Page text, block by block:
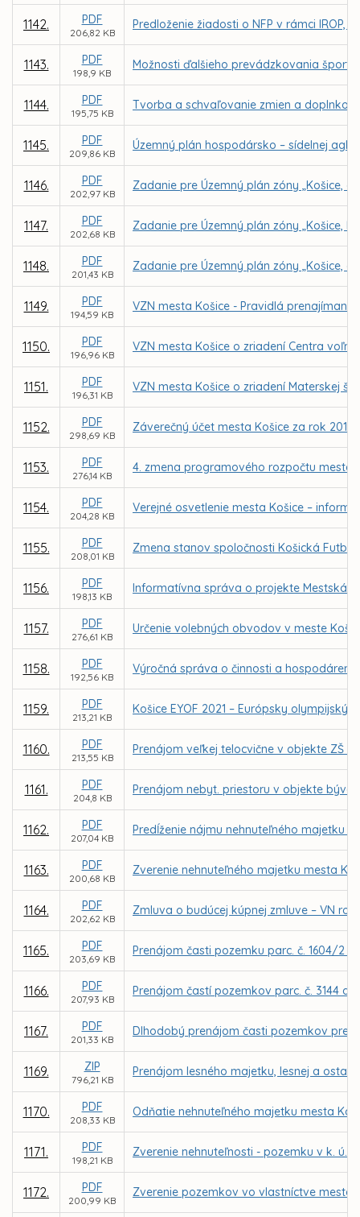
1142. PDF
206,82 KB
Predloženie žiadosti o NFP v rámci
1143. PDF
198,9 KB
Možnosti ďalšieho prevádzkovania
1144. PDF
195,75 KB
Tvorba a schvaľovanie zmien a doplnkov
1145. PDF
209,86 KB
Územný plán hospodársko – sídelnej
1146. PDF
202,97 KB
Zadanie pre Územný plán zóny „Košice,
1147. PDF
202,68 KB
Zadanie pre Územný plán zóny „Košice,
1148. PDF
201,43 KB
Zadanie pre Územný plán zóny „Košice,
1149. PDF
194,59 KB
VZN mesta Košice - Pravidlá
1150. PDF
196,96 KB
VZN mesta Košice o zriadení Centra
1151. PDF
196,31 KB
VZN mesta Košice o zriadení Materskej
1152. PDF
298,69 KB
Záverečný účet mesta Košice za rok 2017
1153. PDF
276,14 KB
4. zmena programového rozpočtu mesta
1154. PDF
204,28 KB
Verejné osvetlenie mesta Košice –
1155. PDF
208,01 KB
Zmena stanov spoločnosti Košická
1156. PDF
198,13 KB
Informatívna správa o projekte Mestská
1157. PDF
276,61 KB
Určenie volebných obvodov v meste
1158. PDF
192,56 KB
Výročná správa o činnosti a hospodárení
1159. PDF
213,21 KB
Košice EYOF 2021 – Európsky
1160. PDF
213,55 KB
Prenájom veľkej telocvične v objekte ZŠ
1161. PDF
204,8 KB
Prenájom nebyt. priestoru v objekte
1162. PDF
207,04 KB
Predĺženie nájmu nehnuteľného majetku
1163. PDF
200,68 KB
Zverenie nehnuteľného majetku mesta
1164. PDF
202,62 KB
Zmluva o budúcej kúpnej zmluve – VN
1165. PDF
203,69 KB
Prenájom časti pozemku parc. č. 1604/2
1166. PDF
207,93 KB
Prenájom častí pozemkov parc. č. 3144 a
1167. PDF
201,33 KB
Dlhodobý prenájom časti pozemkov pre
1169. ZIP
796,21 KB
Prenájom lesného majetku, lesnej a
1170. PDF
208,33 KB
Odňatie nehnuteľného majetku mesta
1171. PDF
198,21 KB
Zverenie nehnuteľnosti - pozemku v k. ú.
1172. PDF
200,99 KB
Zverenie pozemkov vo vlastníctve mesta